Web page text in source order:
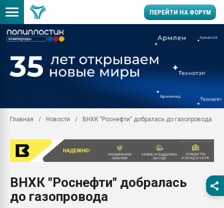
ПЕРЕЙТИ НА ФОРУМ
производство SPC
заводу пластмасс"
Помощь в подборе
Вакуум-формовочные
ближайшее
Подмосковье, Москва
первый план в
Главная Новости ВНХК "Роснефти" добралась до газопровода
ВНХК "Роснефти" добралась
до газопровода